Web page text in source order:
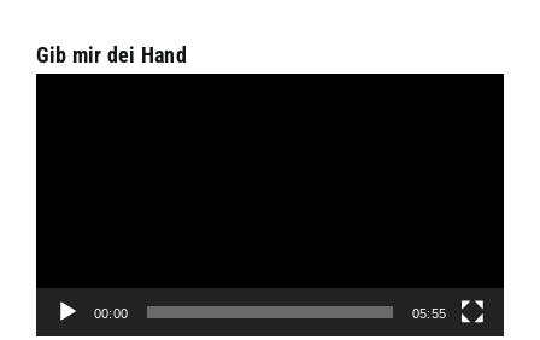
Gib mir dei Hand
00:00 05:55